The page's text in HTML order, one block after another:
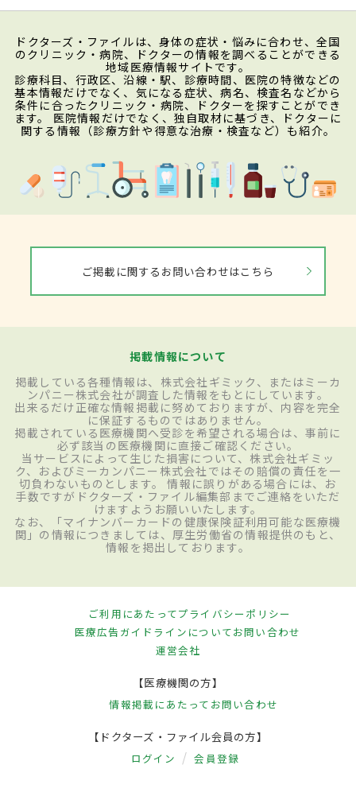
ドクターズ・ファイルは、身体の症状・悩みに合わせ、全国
のクリニック・病院、ドクターの情報を調べることができる
地域医療情報サイトです。
診療科目、行政区、沿線・駅、診療時間、医院の特徴などの
基本情報だけでなく、気になる症状、病名、検査名などから
条件に合ったクリニック・病院、ドクターを探すことができ
ます。 医院情報だけでなく、独自取材に基づき、ドクターに
関する情報（診療方針や得意な治療・検査など）も紹介。
ご掲載に関するお問い合わせはこちら
掲載情報について
掲載している各種情報は、株式会社ギミック、またはミーカ
ンパニー株式会社が調査した情報をもとにしています。
出来るだけ正確な情報掲載に努めておりますが、内容を完全
に保証するものではありません。
掲載されている医療機関へ受診を希望される場合は、事前に
必ず該当の医療機関に直接ご確認ください。
当サービスによって生じた損害について、株式会社ギミッ
ク、およびミーカンパニー株式会社ではその賠償の責任を一
切負わないものとします。 情報に誤りがある場合には、お
手数ですがドクターズ・ファイル編集部までご連絡をいただ
けますようお願いいたします。
なお、「マイナンバーカードの健康保険証利用可能な医療機
関」の情報につきましては、厚生労働省の情報提供のもと、
情報を掲出しております。
ご利用にあたってプライバシーポリシー
医療広告ガイドラインについてお問い合わせ
運営会社
【医療機関の方】
情報掲載にあたって お問い合わせ
【ドクターズ・ファイル会員の方】
ログイン 会員登録